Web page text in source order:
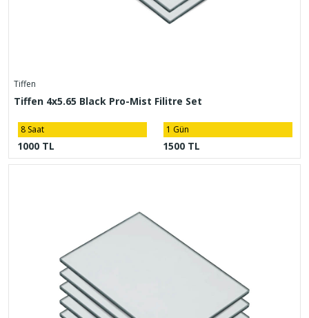
Tiffen
Tiffen 4x5.65 Black Pro-Mist Filitre Set
8 Saat
1000 TL
1 Gün
1500 TL